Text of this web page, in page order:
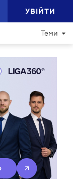
УВІЙТИ
Теми